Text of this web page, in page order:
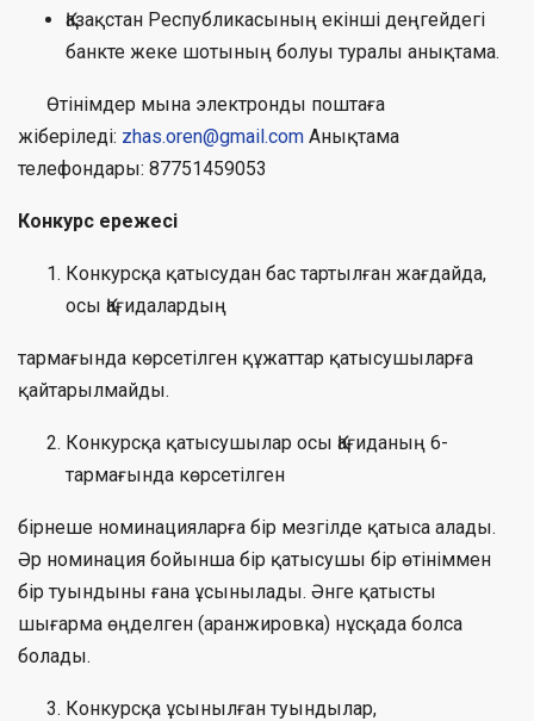
Қазақстан Республикасының екінші деңгейдегі
банкте жеке шотының болуы туралы анықтама.
Өтінімдер мына электронды поштаға
жіберіледі: zhas.oren@gmail.com Анықтама
телефондары: 87751459053
Конкурс ережесі
Конкурсқа қатысудан бас тартылған жағдайда,
осы Қағидалардың
тармағында көрсетілген құжаттар қатысушыларға
қайтарылмайды.
Конкурсқа қатысушылар осы Қағиданың 6-
тармағында көрсетілген
бірнеше номинацияларға бір мезгілде қатыса алады.
Әр номинация бойынша бір қатысушы бір өтініммен
бір туындыны ғана ұсынылады. Әнге қатысты
шығарма өңделген (аранжировка) нұсқада болса
болады.
Конкурсқа ұсынылған туындылар,